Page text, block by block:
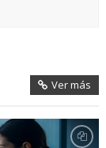
Ver más